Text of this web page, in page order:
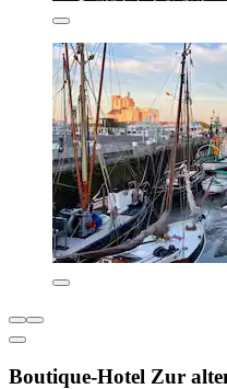
Boutique-Hotel Zur